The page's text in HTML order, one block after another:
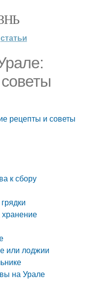
статьи
рецепты и советы
к сбору
хранение
или лоджии
на Урале